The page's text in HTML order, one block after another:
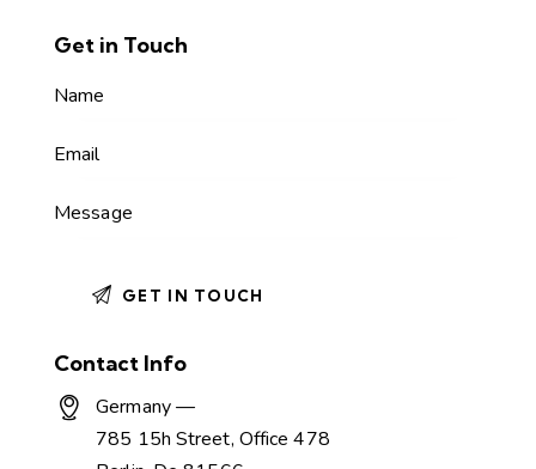
Get in Touch
Contact Info
Germany —
785 15h Street, Office 478